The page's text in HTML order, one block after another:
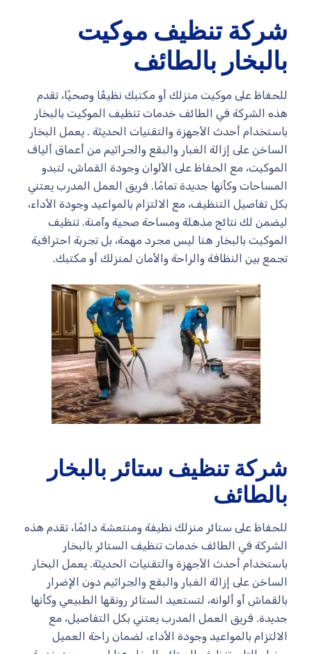
شركة تنظيف موكيت
بالبخار بالطائف
للحفاظ على موكيت منزلك أو مكتبك نظيفًا وصحيًا، تقدم
هذه الشركة في الطائف خدمات تنظيف الموكيت بالبخار
باستخدام أحدث الأجهزة والتقنيات الحديثة . يعمل البخار
الساخن على إزالة الغبار والبقع والجراثيم من أعماق ألياف
الموكيت، مع الحفاظ على الألوان وجودة القماش، لتبدو
المساحات وكأنها جديدة تمامًا. فريق العمل المدرب يعتني
بكل تفاصيل التنظيف، مع الالتزام بالمواعيد وجودة الأداء،
ليضمن لك نتائج مذهلة ومساحة صحية وآمنة. تنظيف
الموكيت بالبخار هنا ليس مجرد مهمة، بل تجربة احترافية
تجمع بين النظافة والراحة والأمان لمنزلك أو مكتبك.
شركة تنظيف ستائر بالبخار
بالطائف
للحفاظ على ستائر منزلك نظيفة ومنتعشة دائمًا، تقدم هذه
الشركة في الطائف خدمات تنظيف الستائر بالبخار
باستخدام أحدث الأجهزة والتقنيات الحديثة. يعمل البخار
الساخن على إزالة الغبار والبقع والجراثيم دون الإضرار
بالقماش أو ألوانه، لتستعيد الستائر رونقها الطبيعي وكأنها
جديدة. فريق العمل المدرب يعتني بكل التفاصيل، مع
الالتزام بالمواعيد وجودة الأداء، لضمان راحة العميل